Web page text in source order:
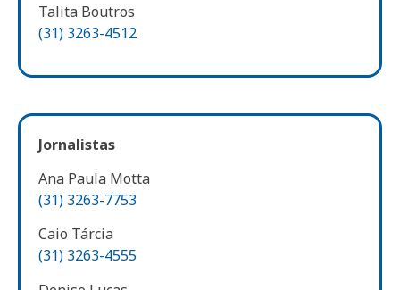
Talita Boutros
(31) 3263-4512
Jornalistas
Ana Paula Motta
(31) 3263-7753
Caio Tárcia
(31) 3263-4555